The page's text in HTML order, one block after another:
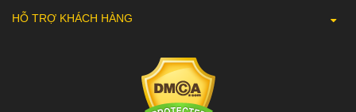
HỖ TRỢ KHÁCH HÀNG